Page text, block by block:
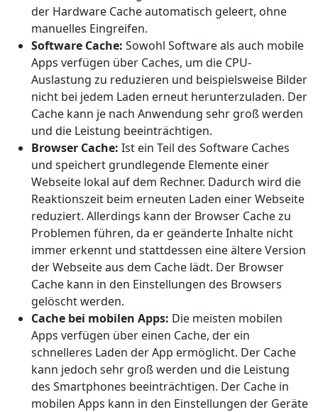
der Hardware Cache automatisch geleert, ohne
manuelles Eingreifen.
Software Cache: Sowohl Software als auch mobile
Apps verfügen über Caches, um die CPU-
Auslastung zu reduzieren und beispielsweise Bilder
nicht bei jedem Laden erneut herunterzuladen. Der
Cache kann je nach Anwendung sehr groß werden
und die Leistung beeinträchtigen.
Browser Cache: Ist ein Teil des Software Caches
und speichert grundlegende Elemente einer
Webseite lokal auf dem Rechner. Dadurch wird die
Reaktionszeit beim erneuten Laden einer Webseite
reduziert. Allerdings kann der Browser Cache zu
Problemen führen, da er geänderte Inhalte nicht
immer erkennt und stattdessen eine ältere Version
der Webseite aus dem Cache lädt. Der Browser
Cache kann in den Einstellungen des Browsers
gelöscht werden.
Cache bei mobilen Apps: Die meisten mobilen
Apps verfügen über einen Cache, der ein
schnelleres Laden der App ermöglicht. Der Cache
kann jedoch sehr groß werden und die Leistung
des Smartphones beeinträchtigen. Der Cache in
mobilen Apps kann in den Einstellungen der Geräte